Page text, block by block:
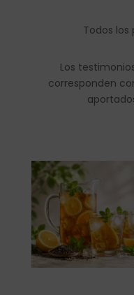
Todos los
Los
corresponden